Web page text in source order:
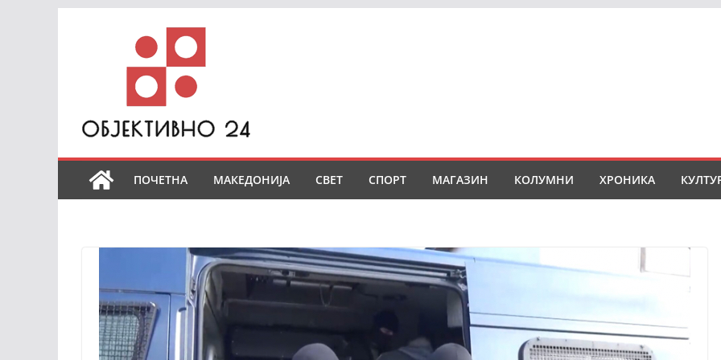
ПОЧЕТНА МАКЕДОНИЈА СВЕТ СПОРТ МАГАЗИН КОЛУМНИ ХРОНИКА